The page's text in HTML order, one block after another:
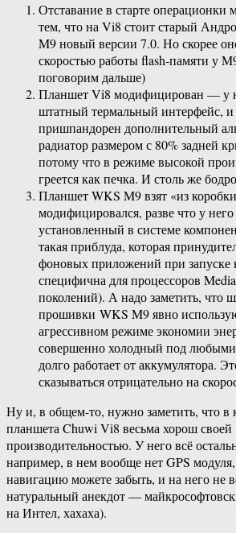
Отставание в старте операционки
тем, что на Vi8 стоит старый
M9 новый версии 7.0. Но скорее
скоростью работы flash-памяти у
поговорим дальше)
Планшет Vi8 модифицирован — у
штатный термальный интерфейс,
пришпандорен дополнительный
радиатор размером с 80% задней
потому что в режиме высокой
греется как печка. И столь же
Планшет WKS M9 взят «из
модифицировался, разве что у
установленный в системе
такая приблуда, которая
фоновых приложений при
специфична для процессоров
поколений). А надо заметить, что
прошивки WKS M9 явно
агрессивном режиме экономии
совершенно холодный под любыми
долго работает от аккумулятора.
сказываться отрицательно на
Ну и, в общем-то, нужно заметить, что в
планшета Chuwi Vi8 весьма хорош своей
производительностью. У него всё
например, в нем вообще нет GPS модуля,
навигацию можете забыть, и на него не
натуральный анекдот —
на Интел, хахаха).